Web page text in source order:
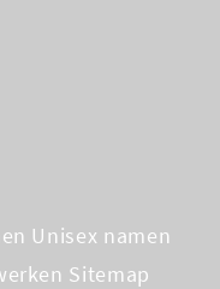
Unisex namen
Sitemap